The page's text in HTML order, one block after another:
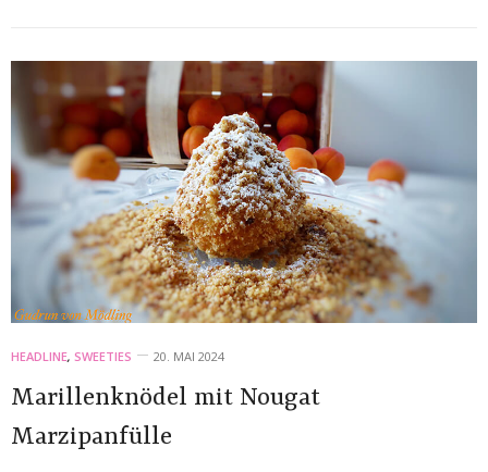
HEADLINE, SWEETIES 20. MAI 2024
Marillenknödel mit Nougat
Marzipanfülle